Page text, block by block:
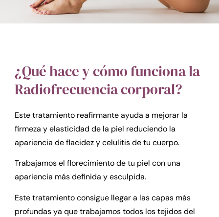
¿Qué hace y cómo funciona la
Radiofrecuencia corporal?
Este tratamiento reafirmante ayuda a mejorar la
firmeza y elasticidad de la piel reduciendo la
apariencia de flacidez y celulitis de tu cuerpo.
Trabajamos el florecimiento de tu piel con una
apariencia más definida y esculpida.
Este tratamiento consigue llegar a las capas más
profundas ya que trabajamos todos los tejidos del